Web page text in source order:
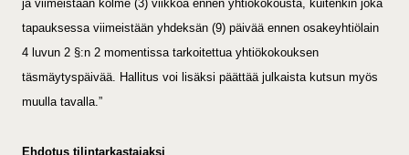
ja viimeistään kolme (3) viikkoa ennen yhtiökokousta, kuitenkin joka
tapauksessa viimeistään yhdeksän (9) päivää ennen osakeyhtiölain
4 luvun 2 §:n 2 momentissa tarkoitettua yhtiökokouksen
täsmäytyspäivää. Hallitus voi lisäksi päättää julkaista kutsun myös
muulla tavalla.”
Ehdotus tilintarkastajaksi